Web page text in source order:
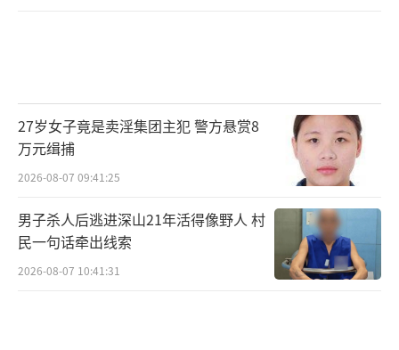
27岁女子竟是卖淫集团主犯 警方悬赏8
万元缉捕
2026-08-07 09:41:25
男子杀人后逃进深山21年活得像野人 村
民一句话牵出线索
2026-08-07 10:41:31